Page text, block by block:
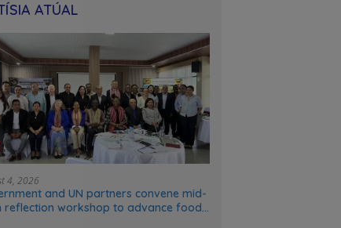
ATÚAL
4, 2026
and UN partners convene mid-
reflection workshop to advance food